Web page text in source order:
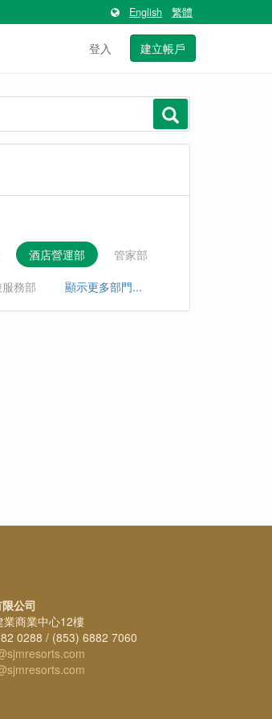
English 繁體
登入 建立帳戶
酒店營運部
管家部
務部 顯示更多部門...
公司
商業中心12樓
0288 / (853) 6882 7060